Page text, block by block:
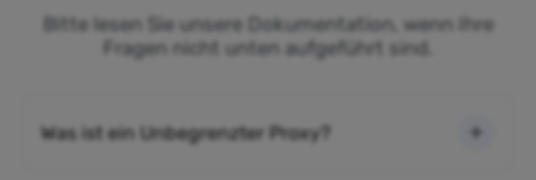
Bitte lesen Sie unsere Dokumentation, wenn Ihre
Fragen nicht unten aufgeführt sind.
Was ist ein Unbegrenzter Proxy?